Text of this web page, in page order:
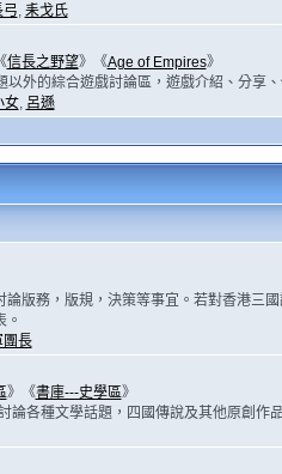
弓, 耒戈氏
信長之野望》《Age of Empires》
以外的綜合遊戲討論區，遊戲介紹、分享
女, 呂遜
論版務，版規，決策等事宜。若對香港三
。
團長
》《書庫---史學區》
論各種文學話題，四國傳說及其他原創作